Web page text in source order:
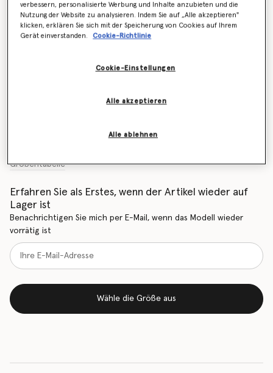
Sweatshirt mit Pinguin-Print
€65.00
Wähle die Größe aus (Months)
Größentabelle
Erfahren Sie als Erstes, wenn der Artikel wieder auf
Lager ist
Benachrichtigen Sie mich per E-Mail, wenn das Modell wieder
vorrätig ist
Wähle die Größe aus
verbessern, personalisierte Werbung und Inhalte anzubieten und die
Nutzung der Website zu analysieren. Indem Sie auf „Alle akzeptieren"
klicken, erklären Sie sich mit der Speicherung von Cookies auf Ihrem
Gerät einverstanden.
Cookie-Richtlinie
Cookie-Einstellungen
Alle ablehnen
Alle akzeptieren